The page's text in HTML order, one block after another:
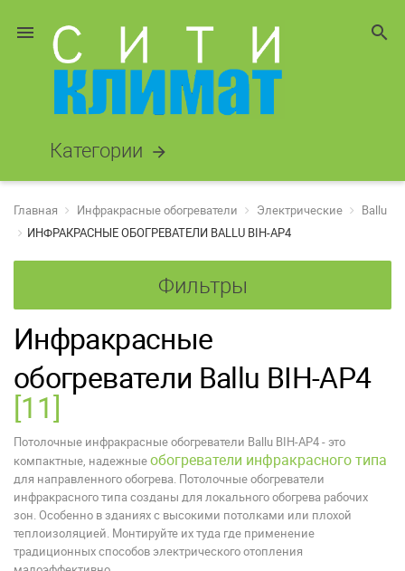
menu search
Категории arrow_forward
Главная Инфракрасные обогреватели Электрические
Ballu
ИНФРАКРАСНЫЕ ОБОГРЕВАТЕЛИ BALLU BIH-AP4
Фильтры
Инфракрасные
обогреватели Ballu BIH-AP4
[11]
Потолочные инфракрасные обогреватели Ballu BIH-AP4 - это
компактные, надежныеобогреватели инфракрасного типа
для направленного обогрева. Потолочные обогреватели
инфракрасного типа созданы для локального обогрева рабочих
зон. Особенно в зданиях с высокими потолками или плохой
теплоизоляцией. Монтируйте их туда где применение
традиционных способов электрического отопления